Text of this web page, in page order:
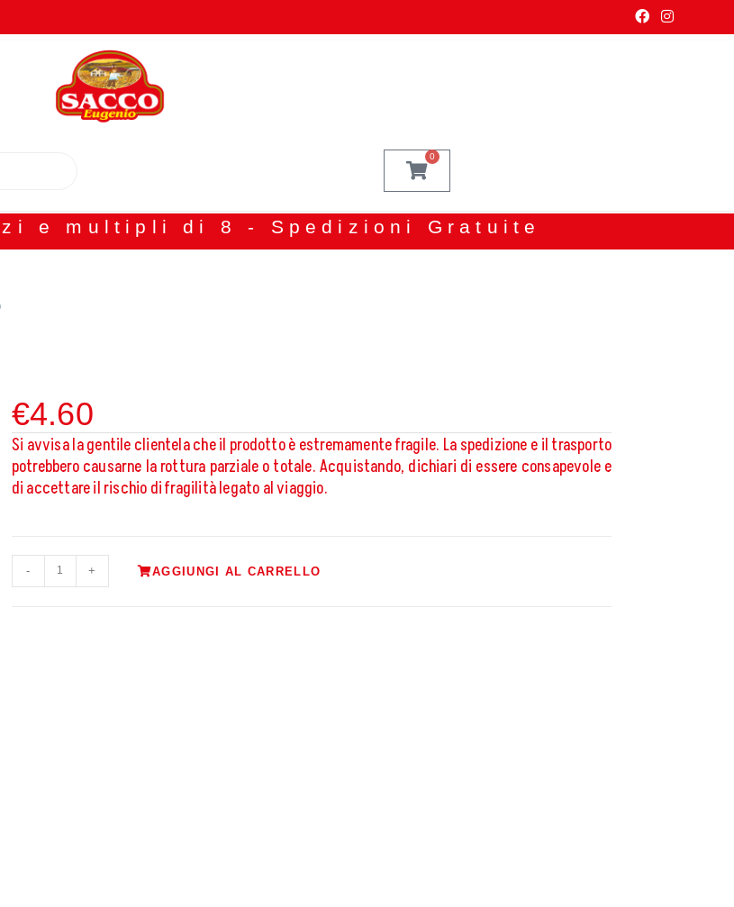
0
e multipli di 8 - Spedizioni Gratuite
€4.60
Si avvisa la gentile clientela che il prodotto è estremamente fragile. La spedizione e il trasporto
potrebbero causarne la rottura parziale o totale. Acquistando, dichiari di essere consapevole e
di accettare il rischio di fragilità legato al viaggio.
- + AGGIUNGI AL CARRELLO